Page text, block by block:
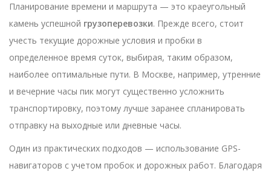
Планирование времени и маршрута — это краеугольный
камень успешной грузоперевозки. Прежде всего, стоит
учесть текущие дорожные условия и пробки в
определенное время суток, выбирая, таким образом,
наиболее оптимальные пути. В Москве, например, утренние
и вечерние часы пик могут существенно усложнить
транспортировку, поэтому лучше заранее спланировать
отправку на выходные или дневные часы.
Один из практических подходов — использование GPS-
навигаторов с учетом пробок и дорожных работ. Благодаря